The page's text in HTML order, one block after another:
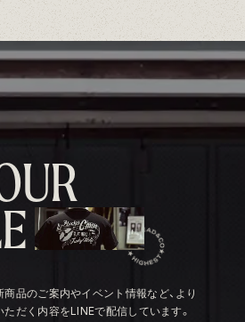
UR
E
品のご案内やイベント情報など、より
だく内容をLINEで配信しています。